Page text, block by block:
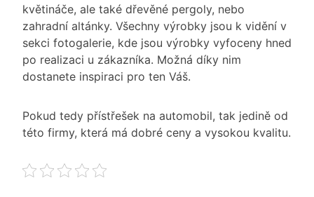
květináče, ale také dřevěné pergoly, nebo
zahradní altánky. Všechny výrobky jsou k vidění v
sekci fotogalerie, kde jsou výrobky vyfoceny hned
po realizaci u zákazníka. Možná díky nim
dostanete inspiraci pro ten Váš.
Pokud tedy přístřešek na automobil, tak jedině od
této firmy, která má dobré ceny a vysokou kvalitu.